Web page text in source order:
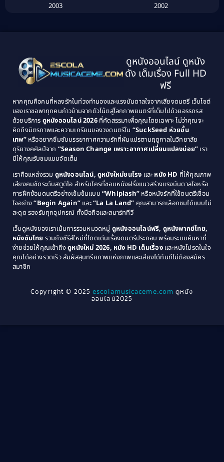
Classic หนังคลาสสิก(25)
Classic หนังคลาสสิก(134)
Classic หนังคลาสสิก(21)
Comedy ตลก(515)
Comedy ตลก(46)
Coming of Age ก้าวพ้นวัย(1)
Coming-of-Age(3)
Community(1)
Crime อาชญากรรม(289)
Cult Film(4)
2003
2002
1995
1994
1993
1992
1989
1988
1987
1986
1985
1984
1983
1982
1979
1978
1976
1975
1974
1971
1970
1969
1968
1964
1963
1940
ดูหนังออนไลน์ ดูหนัง
ดัง เต็มเรื่อง Full HD
ฟรี
หากคุณคือคนที่หลงรักในท่วงทำนองและแรงบันดาลใจจากเสียงดนตรี เว็บไซต์
ของเราขอพาทุกคนก้าวข้ามจากตัวโน้ตสู่โลกภาพยนตร์ที่เต็มไปด้วยอรรถรส
ด้วยบริการ ดูหนังออนไลน์ 2026ที่คัดสรรมาเพื่อคุณโดยเฉพาะ ไม่ว่าคุณจะ
คิดถึงมิตรภาพและความเกรียนของวงดนตรีใน “SuckSeed ห่วยขั้น
เทพ”หรืออยากซึมซับบรรยากาศความรักที่ผันแปรตามฤดูกาลในวิทยาลัย
ดุริยางคศิลป์จาก “Season Change เพราะอากาศเปลี่ยนแปลงบ่อย” เรา
มีให้คุณรับชมแบบจัดเต็ม
เราคือแหล่งรวม ดูหนังออนไลน์, ดูหนังใหม่ชนโรง และ หนัง HD ที่ให้คุณภาพ
เสียงคมชัดระดับสตูดิโอ สำหรับใครที่ชอบหนังฝรั่งแนวสร้างแรงบันดาลใจหรือ
การฝึกซ้อมดนตรีอย่างเข้มข้นแบบ “Whiplash” หรือหนังรักที่ใช้ดนตรีเชื่อม
ใจอย่าง“Begin Again” และ“La La Land” คุณสามารถเลือกชมได้แบบไม่
สะดุด รองรับทุกอุปกรณ์ ทั้งมือถือและสมาร์ททีวี
เว็บดูหนังของเราเน้นการรวมหมวดหมู่ ดูหนังออนไลน์ฟรี, ดูหนังพากย์ไทย,
หนังซับไทย รวมถึงซีรีส์ใหม่ที่โดดเด่นเรื่องดนตรีประกอบ พร้อมระบบค้นหาที่
ง่ายช่วยให้คุณเข้าถึงดูหนังใหม่ 2026, หนัง HD เต็มเรื่องและหนังโปรดในใจ
คุณได้อย่างรวดเร็ว สัมผัสสุนทรียภาพแห่งภาพและเสียงได้ทันทีไม่ต้องสมัคร
สมาชิก
Copyright © 2025escolamusicaceme.com ดูหนัง
ออนไลน์2025